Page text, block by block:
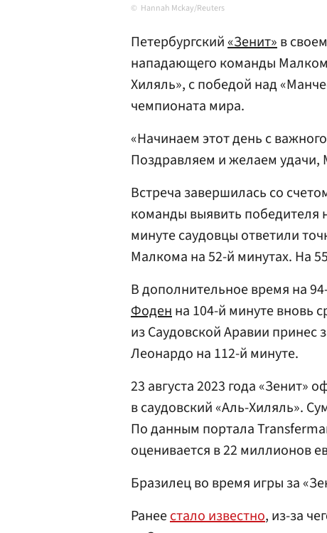
Hannah Mckay/Reuters
Петербургский«Зенит»в
нападающего команды
Хиляль», с победой над
чемпионата мира.
«Начинаем этот день с
Поздравляем и желаем удачи,
Встреча завершилась со
команды выявить победителя
минуте саудовцы ответили
Малкома на 52-й минутах. На
В дополнительное время на
Фоденна 104-й минуте вновь
из Саудовской Аравии
Леонардо на 112-й минуте.
23 августа 2023 года
в саудовский «Аль-Хиляль».
По данным портала
оценивается в 22 миллионов
Бразилец во время игры за
Ранеестало известно, из-за